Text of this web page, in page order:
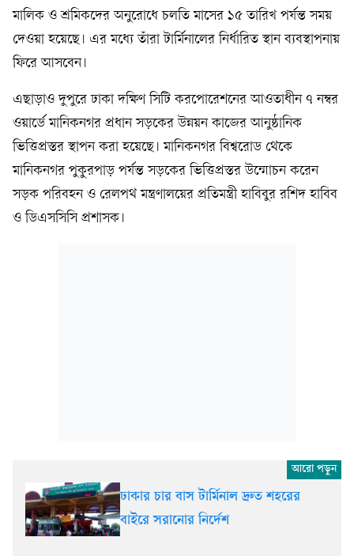
মালিক ও শ্রমিকদের অনুরোধে চলতি মাসের ১৫ তারিখ পর্যন্ত সময়
দেওয়া হয়েছে। এর মধ্যে তাঁরা টার্মিনালের নির্ধারিত স্থান ব্যবস্থাপনায়
ফিরে আসবেন।
এছাড়াও দুপুরে ঢাকা দক্ষিণ সিটি করপোরেশনের আওতাধীন ৭ নম্বর
ওয়ার্ডে মানিকনগর প্রধান সড়কের উন্নয়ন কাজের আনুষ্ঠানিক
ভিত্তিপ্রস্তর স্থাপন করা হয়েছে। মানিকনগর বিশ্বরোড থেকে
মানিকনগর পুকুরপাড় পর্যন্ত সড়কের ভিত্তিপ্রস্তর উন্মোচন করেন
সড়ক পরিবহন ও রেলপথ মন্ত্রণালয়ের প্রতিমন্ত্রী হাবিবুর রশিদ হাবিব
ও ডিএসসিসি প্রশাসক।
ঢাকার চার বাস টার্মিনাল দ্রুত শহরের
বাইরে সরানোর নির্দেশ